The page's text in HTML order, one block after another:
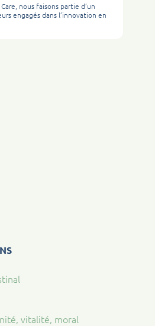
nous faisons partie d’un
engagés dans l’innovation en
vitalité, moral